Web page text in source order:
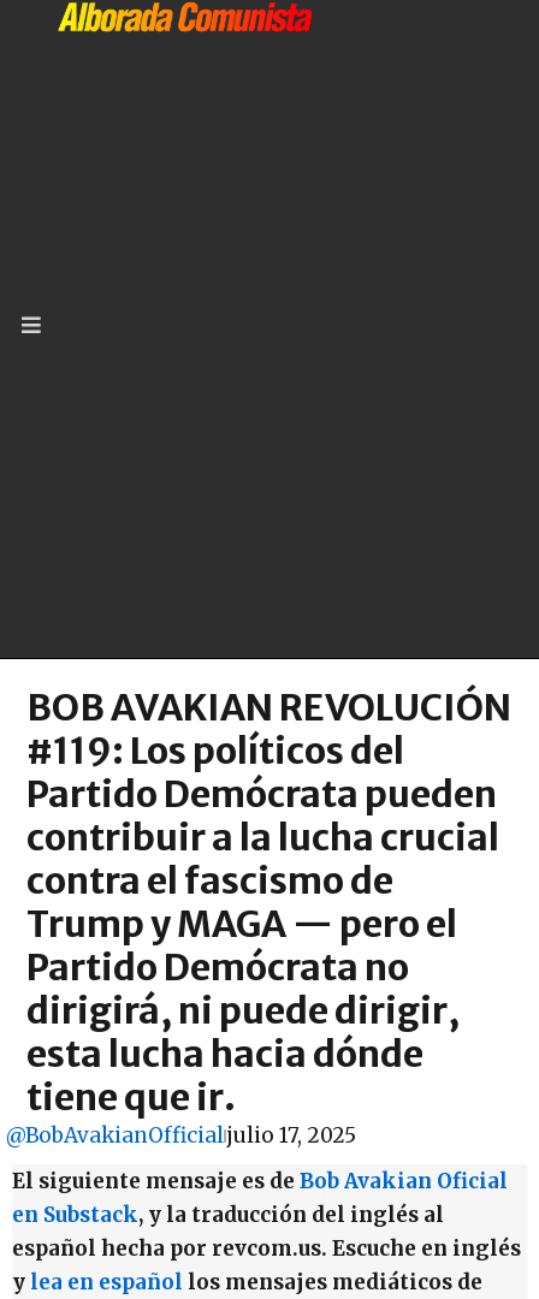
BOB AVAKIAN REVOLUCIÓN
#119: Los políticos del
Partido Demócrata pueden
contribuir a la lucha crucial
contra el fascismo de
Trump y MAGA — pero el
Partido Demócrata no
dirigirá, ni puede dirigir,
esta lucha hacia dónde
tiene que ir.
@BobAvakianOfficialjulio 17, 2025
El siguiente mensaje es de Bob Avakian Oficial
en Substack, y la traducción del inglés al
español hecha por revcom.us. Escuche en inglés
y lea en español los mensajes mediáticos de